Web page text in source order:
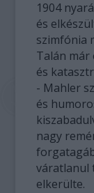
1904
és
szimfónia
Talán
és
- Mahler
és
nagy
váratlanul
elkerülte.